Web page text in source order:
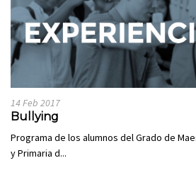
14 Feb 2017
Bullying
Programa de los alumnos del Grado de
y Primaria d...